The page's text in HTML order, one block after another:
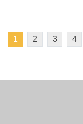
1 2 3 4